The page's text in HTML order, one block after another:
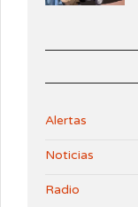
Alertas
Noticias
Radio